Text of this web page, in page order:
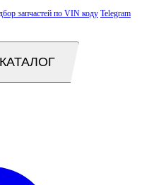
запчастей по VIN коду Telegram
КАТАЛОГ